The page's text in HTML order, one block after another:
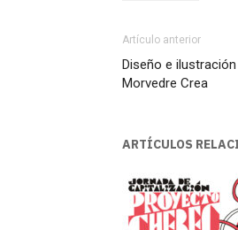
Artículo anterior
Diseño e
Morvedre Crea
ARTÍCULOS